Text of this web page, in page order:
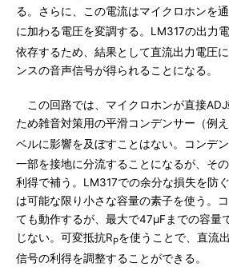
る。さらに、この電流はマイクロホンを
に加わる電圧を変調する。LM317の出力
依存するため、結果として直流出力電圧
ンスの音声信号が得られることになる。
この回路では、マイクロホンが直接
ため雑音対策用の平滑コンデンサー（例
ベルに影響を及ぼすことはない。コンデ
一部を接地に分流することになるが、そ
利得で補う。LM317での余分な損失を防
は可能な限り小さな容量の素子を使う。
ても動作するが、最大で47μFまでの容量
じない。可変抵抗RPを使うことで、直流
信号の利得を調整することができる。